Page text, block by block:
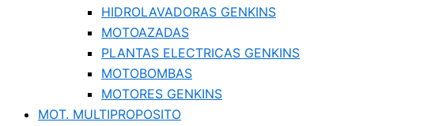
HIDROLAVADORAS GENKINS
MOTOAZADAS
PLANTAS ELECTRICAS GENKINS
MOTOBOMBAS
MOTORES GENKINS
MOT. MULTIPROPOSITO